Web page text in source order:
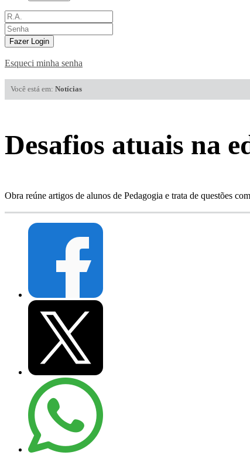
Fazer Login
Esqueci minha senha
Você está em: Notícias
Desafios atuais na
Obra reúne artigos de alunos de Pedagogia e trata de questões